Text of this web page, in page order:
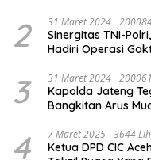
2 31 Maret 2024
Sinergitas TNI-
Hadiri Operasi
3 31 Maret 2024
Kapolda Jateng
Bangkitan Arus
4 7 Maret 2025 3644
Ketua DPD CIC